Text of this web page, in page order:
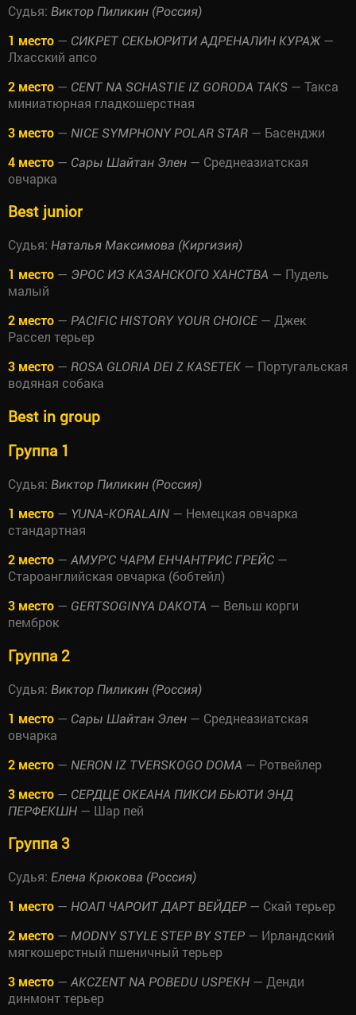
Судья: Виктор Пиликин (Россия)
1 место — СИКРЕТ СЕКЬЮРИТИ АДРЕНАЛИН КУРАЖ—
Лхасский апсо
2 место — CENT NA SCHASTIE IZ GORODA TAKS — Такса
миниатюрная гладкошерстная
3 место — NICE SYMPHONY POLAR STAR — Басенджи
4 место — Сары Шайтан Элен — Среднеазиатская
овчарка
Best junior
Судья: Наталья Максимова (Киргизия)
1 место — ЭРОС ИЗ КАЗАНСКОГО ХАНСТВА — Пудель
малый
2 место — PACIFIC HISTORY YOUR CHOICE — Джек
Рассел терьер
3 место — ROSA GLORIA DEI Z KASETEK — Португальская
водяная собака
Best in group
Группа 1
Судья: Виктор Пиликин (Россия)
1 место — YUNA-KORALAIN — Немецкая овчарка
стандартная
2 место — АМУР'С ЧАРМ ЕНЧАНТРИС ГРЕЙС —
Староанглийская овчарка (бобтейл)
3 место — GERTSOGINYA DAKOTA — Вельш корги
пемброк
Группа 2
Судья: Виктор Пиликин (Россия)
1 место — Сары Шайтан Элен — Среднеазиатская
овчарка
2 место — NERON IZ TVERSKOGO DOMA — Ротвейлер
3 место — СЕРДЦЕ ОКЕАНА ПИКСИ БЬЮТИ ЭНД
ПЕРФЕКШН — Шар пей
Группа 3
Судья: Елена Крюкова (Россия)
1 место — НОАП ЧАРОИТ ДАРТ ВЕЙДЕР — Скай терьер
2 место — MODNY STYLE STEP BY STEP — Ирландский
мягкошерстный пшеничный терьер
3 место — AKCZENT NA POBEDU USPEKH — Денди
динмонт терьер